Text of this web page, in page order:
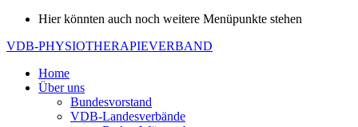
Hier könnten auch noch weitere Menüpunkte stehen
VDB-PHYSIOTHERAPIEVERBAND
Home
Über uns
Bundesvorstand
VDB-Landesverbände